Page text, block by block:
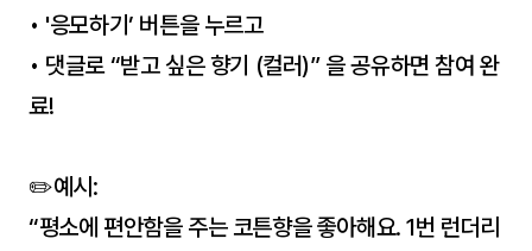
• '응모하기’ 버튼을 누르고
• 댓글로 “받고 싶은 향기 (컬러)” 을 공유하면 참여 완
료!
✏️예시:
“평소에 편안함을 주는 코튼향을 좋아해요. 1번 런더리